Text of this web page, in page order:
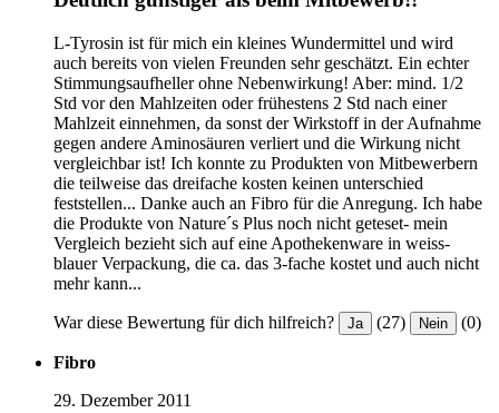
L-Tyrosin ist für mich ein kleines Wundermittel und wird
auch bereits von vielen Freunden sehr geschätzt. Ein echter
Stimmungsaufheller ohne Nebenwirkung! Aber: mind. 1/2
Std vor den Mahlzeiten oder frühestens 2 Std nach einer
Mahlzeit einnehmen, da sonst der Wirkstoff in der Aufnahme
gegen andere Aminosäuren verliert und die Wirkung nicht
vergleichbar ist! Ich konnte zu Produkten von Mitbewerbern
die teilweise das dreifache kosten keinen unterschied
feststellen... Danke auch an Fibro für die Anregung. Ich habe
die Produkte von Nature´s Plus noch nicht geteset- mein
Vergleich bezieht sich auf eine Apothekenware in weiss-
blauer Verpackung, die ca. das 3-fache kostet und auch nicht
mehr kann...
War diese Bewertung für dich hilfreich? Ja (27) Nein (0)
Fibro
29. Dezember 2011